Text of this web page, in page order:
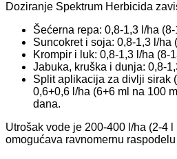
Doziranje Spektrum Herbicida
Šećerna repa: 0,8-1,3 l/ha
Suncokret i soja: 0,8-1,3 l/ha
Krompir i luk: 0,8-1,3 l/ha (8-
Jabuka, kruška i dunja: 0,8-
Split aplikacija za divlji sirak
0,6+0,6 l/ha (6+6 ml na 100
dana.
Utrošak vode je 200-400 l/ha (2-4 l
omogućava ravnomernu